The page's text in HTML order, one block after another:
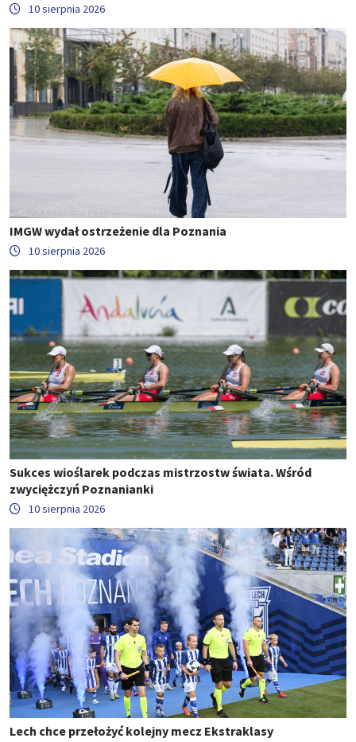
10 sierpnia 2026
IMGW wydał ostrzeżenie dla Poznania
10 sierpnia 2026
Sukces wioślarek podczas mistrzostw świata. Wśród
zwyciężczyń Poznanianki
10 sierpnia 2026
Lech chce przełożyć kolejny mecz Ekstraklasy